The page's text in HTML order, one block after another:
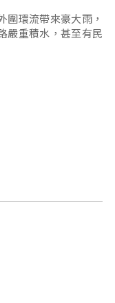
圍環流帶來豪大雨，
嚴重積水，甚至有民